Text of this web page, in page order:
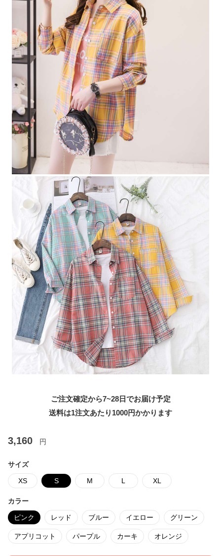
ご注文確定から7~28日でお届け予定
送料は1注文あたり 1000円かかります
3,160 円
サイズ
XS S M L XL
カラー
ピンク レッド ブルー イエロー グリーン
アプリコット パープル カーキ オレンジ